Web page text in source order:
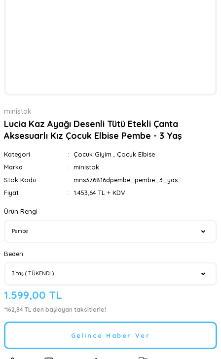
ministok
Lucia Kaz Ayağı Desenli Tütü Etekli Çanta
Aksesuarlı Kız Çocuk Elbise Pembe - 3 Yaş
Kategori Çocuk Giyim
Çocuk Elbise
Marka
ministok
Stok Kodu
mns376816dpembe_pembe_3_yas
Fiyat
1.453,64 TL + KDV
Ürün Rengi
Beden
1.599,00 TL
*162,84 TL den başlayan taksitlerle!
Gelince Haber Ver